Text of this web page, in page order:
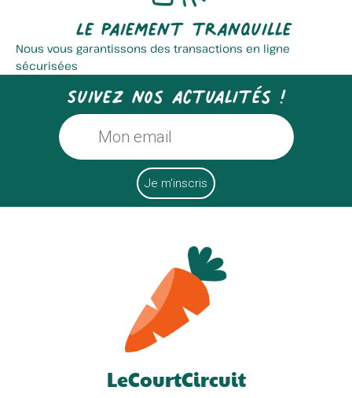
Le paiement tranquille
Nous vous garantissons des transactions en ligne
sécurisées
Suivez nos actualités !
LeCourtCircuit